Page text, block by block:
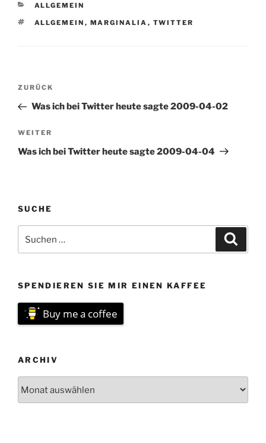
KATEGORIEN
ALLGEMEIN
SCHLAGWÖRTER
ALLGEMEIN , MARGINALIA , TWITTER
Beitragsnavigation
Vorheriger
Beitrag
ZURÜCK
Was ich bei Twitter heute sagte 2009-04-02
Nächster
Beitrag
WEITER
Was ich bei Twitter heute sagte 2009-04-04
SUCHE
nach:
SPENDIEREN SIE MIR EINEN KAFFEE
Buy me a coffee
ARCHIV